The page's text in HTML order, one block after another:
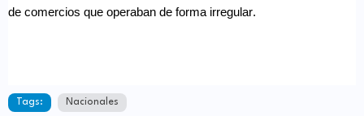
de comercios que operaban de forma irregular.
Tags: Nacionales